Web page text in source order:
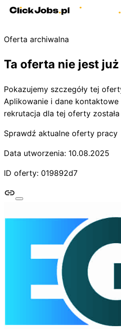
Oferta archiwalna
Ta oferta nie jest
Pokazujemy szczegóły tej
Aplikowanie i dane
rekrutacja dla tej oferty
Sprawdź aktualne oferty pracy
Data utworzenia: 10.08.2025
ID oferty: 019892d7